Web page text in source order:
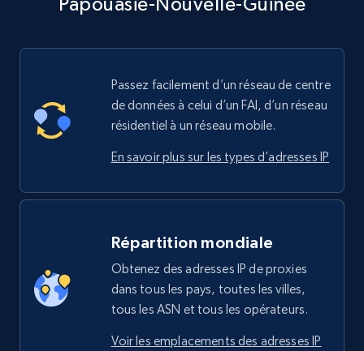
Passez facilement d’un réseau de centre
de données à celui d’un FAI, d’un réseau
résidentiel à un réseau mobile.
En savoir plus sur les types d’adresses IP
Répartition mondiale
Obtenez des adresses IP de proxies
dans tous les pays, toutes les villes,
tous les ASN et tous les opérateurs.
Voir les emplacements des adresses IP